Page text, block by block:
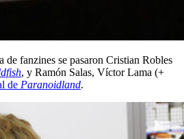
de fanzines se pasaron Cristian Robles
, y Ramón Salas, Víctor Lama (+
de Paranoidland.